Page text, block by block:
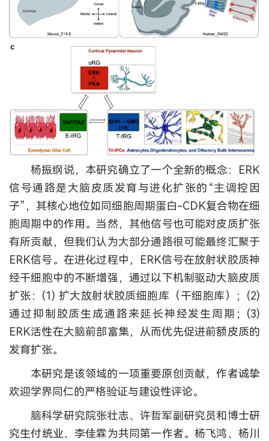
杨振纲说，本研究确立了一个全新的概念：ERK
信号通路是大脑皮质发育与进化扩张的“主调控因
子”，其核心地位如同细胞周期蛋白-CDK复合物在细
胞周期中的作用。当然，其他信号也可能对皮质扩张
有所贡献，但我们认为大部分通路很可能最终汇聚于
ERK信号。在进化过程中，ERK信号在放射状胶质神
经干细胞中的不断增强，通过以下机制驱动大脑皮质
扩张：(1) 扩大放射状胶质细胞库（干细胞库）；(2)
通过抑制胶质生成通路来延长神经发生周期；(3)
ERK活性在大脑前部富集，从而优先促进前额皮质的
发育扩张。
本研究是该领域的一项重要原创贡献，作者诚挚
欢迎学界同仁的严格验证与建设性评论。
脑科学研究院张壮志、许哲军副研究员和博士研
究生付统业、李佳霖为共同第一作者。杨飞鸿、杨川